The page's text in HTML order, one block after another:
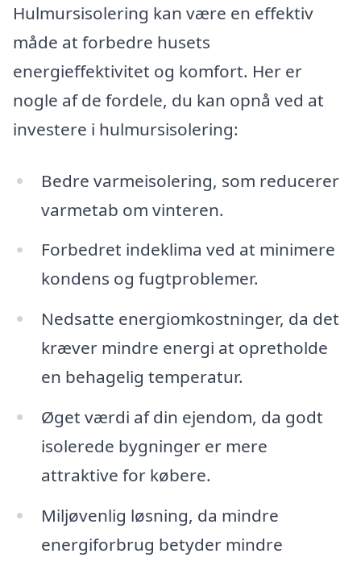
Hulmursisolering kan være en effektiv
måde at forbedre husets
energieffektivitet og komfort. Her er
nogle af de fordele, du kan opnå ved at
investere i hulmursisolering:
Bedre varmeisolering, som reducerer
varmetab om vinteren.
Forbedret indeklima ved at minimere
kondens og fugtproblemer.
Nedsatte energiomkostninger, da det
kræver mindre energi at opretholde
en behagelig temperatur.
Øget værdi af din ejendom, da godt
isolerede bygninger er mere
attraktive for købere.
Miljøvenlig løsning, da mindre
energiforbrug betyder mindre